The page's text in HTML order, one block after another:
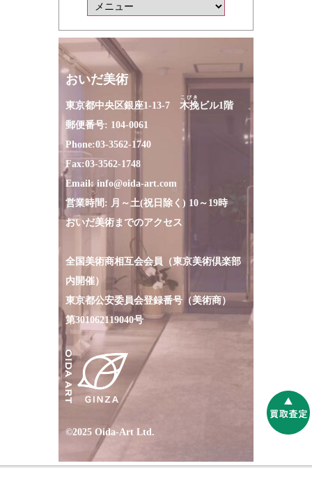
おいだ美術
東京都中央区銀座1-13-7 木挽
こびき
ビル1階
郵便番号: 104-0061
Phone:03-3562-1740
Fax:03-3562-1748
Email: info@oida-art.com
営業時間: 月～土(祝日除く) 10～19時
おいだ美術までのアクセス
全国美術商相互会会員（東京美術倶楽部
内開催）
東京都公安委員会登録番号（美術商）
第301062119040号
©2025 Oida-Art Ltd.